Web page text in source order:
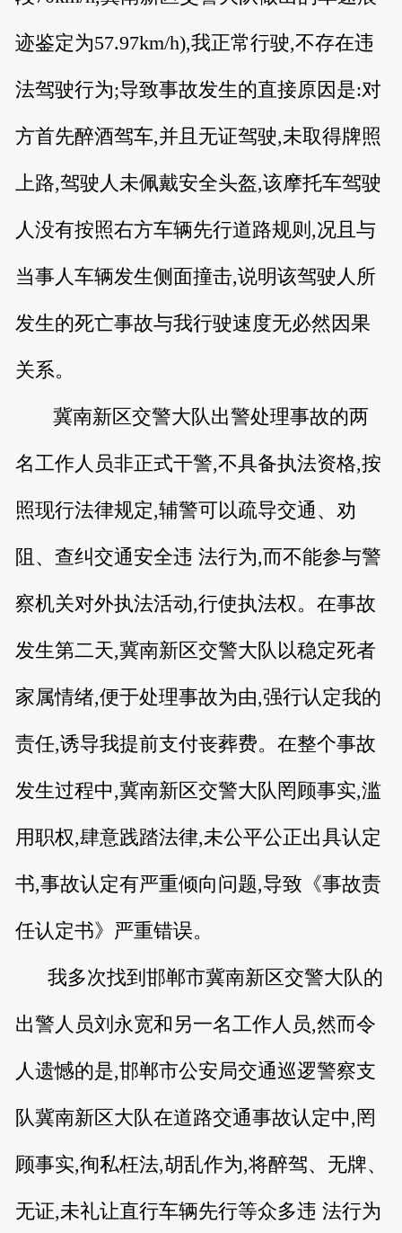
迹鉴定为57.97km/h),我正常行驶,不存在违
法驾驶行为;导致事故发生的直接原因是:对
方首先醉酒驾车,并且无证驾驶,未取得牌照
上路,驾驶人未佩戴安全头盔,该摩托车驾驶
人没有按照右方车辆先行道路规则,况且与
当事人车辆发生侧面撞击,说明该驾驶人所
发生的死亡事故与我行驶速度无必然因果
关系。
冀南新区交警大队出警处理事故的两
名工作人员非正式干警,不具备执法资格,按
照现行法律规定,辅警可以疏导交通、劝
阻、查纠交通安全违 法行为,而不能参与警
察机关对外执法活动,行使执法权。在事故
发生第二天,冀南新区交警大队以稳定死者
家属情绪,便于处理事故为由,强行认定我的
责任,诱导我提前支付丧葬费。在整个事故
发生过程中,冀南新区交警大队罔顾事实,滥
用职权,肆意践踏法律,未公平公正出具认定
书,事故认定有严重倾向问题,导致《事故责
任认定书》严重错误。
我多次找到邯郸市冀南新区交警大队的
出警人员刘永宽和另一名工作人员,然而令
人遗憾的是,邯郸市公安局交通巡逻警察支
队冀南新区大队在道路交通事故认定中,罔
顾事实,徇私枉法,胡乱作为,将醉驾、无牌、
无证,未礼让直行车辆先行等众多违 法行为